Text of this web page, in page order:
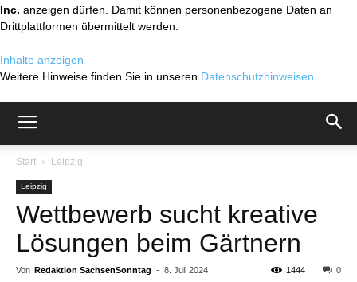
Inc. anzeigen dürfen. Damit können personenbezogene Daten an
Drittplattformen übermittelt werden.
Inhalte anzeigen
Weitere Hinweise finden Sie in unseren Datenschutzhinweisen
Start Leipzig
Leipzig
Wettbewerb sucht kreative
Lösungen beim Gärtnern
Von Redaktion SachsenSonntag - 8. Juli 2024 0
1444